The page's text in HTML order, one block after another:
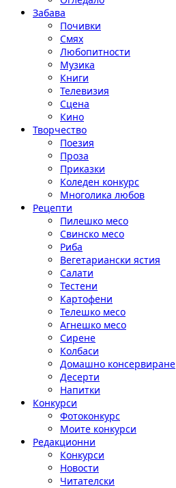
Забава
Почивки
Смях
Любопитности
Музика
Книги
Телевизия
Сцена
Кино
Творчество
Поезия
Проза
Приказки
Коледен конкурс
Многолика любов
Рецепти
Пилешко месо
Свинско месо
Риба
Вегетариански ястия
Салати
Тестени
Картофени
Телешко месо
Агнешко месо
Сирене
Колбаси
Домашно консервиране
Десерти
Напитки
Конкурси
Фотоконкурс
Моите конкурси
Редакционни
Конкурси
Новости
Читателски